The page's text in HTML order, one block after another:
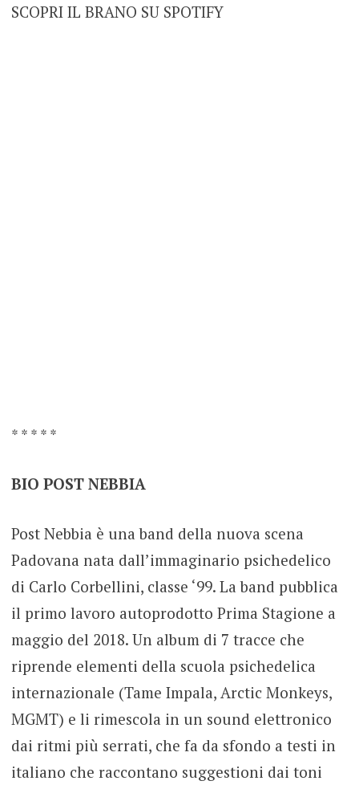
SCOPRI IL BRANO SU SPOTIFY
* * * * *
BIO POST NEBBIA
Post Nebbia è una band della nuova scena
Padovana nata dall’immaginario psichedelico
di Carlo Corbellini, classe ‘99. La band pubblica
il primo lavoro autoprodotto Prima Stagione a
maggio del 2018. Un album di 7 tracce che
riprende elementi della scuola psichedelica
internazionale (Tame Impala, Arctic Monkeys,
MGMT) e li rimescola in un sound elettronico
dai ritmi più serrati, che fa da sfondo a testi in
italiano che raccontano suggestioni dai toni